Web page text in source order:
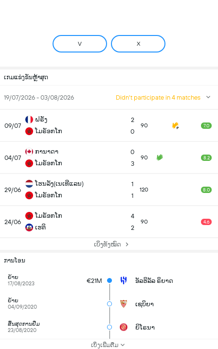
V X
ເກມແຂ່ງຂັນຫຼ້າສຸດ
19/07/2026 - 03/08/2026 Didn't participate in 4 matches
09/07
ຝຣັ່ງ
ໂມຣັອກໂກ
2
0
90 7.0
04/07
ການາດາ
ໂມຣັອກໂກ
0
3
90 8.2
29/06
ໂຮນລັງ(ເນເທີແລນ)
ໂມຣັອກໂກ
1
1
120 8.0
24/06
ໂມຣັອກໂກ
ເຮຕິ
4
2
90 4.6
ເບິ່ງທັງໝົດ
ການໂອນ
ຍ້າຍ
17/08/2023
€21M ອັລຮິລັລ ຣິຍາດ
ຍ້າຍ
04/09/2020
ເຊບິຍາ
ສິ້ນສຸດການຢືມ
23/08/2020
ຍິໂຣນາ
ເບິ່ງເພີ່ມຕື່ມ